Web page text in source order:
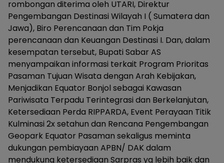
rombongan diterima oleh UTARI, Direktur
Pengembangan Destinasi Wilayah I ( Sumatera dan
Jawa), Biro Perencanaan dan Tim Pokja
perencanaan dan Keuangan Destinasi I. Dan, dalam
kesempatan tersebut, Bupati Sabar AS
menyampaikan informasi terkait Program Prioritas
Pasaman Tujuan Wisata dengan Arah Kebijakan,
Menjadikan Equator Bonjol sebagai Kawasan
Pariwisata Terpadu Terintegrasi dan Berkelanjutan,
Ketersediaan Perda RIPPARDA, Event Perayaan Titik
Kulminasi 2x setahun dan Rencana Pengembangan
Geopark Equator Pasaman sekaligus meminta
dukungan pembiayaan APBN/ DAK dalam
mendukung ketersediaan Sarpras yg lebih baik dan